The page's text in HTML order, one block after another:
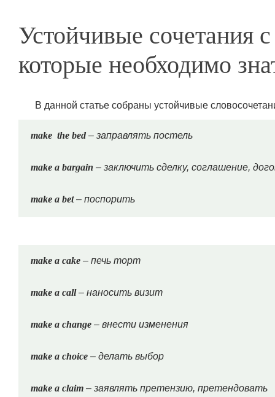
Устойчивые сочетания
которые необходимо
В данной статье собраны устойчивые
make the bed – заправлять постель
make a bargain – заключить сделку, соглашение,
make a bet– поспорить
make a cake – печь торт
make a call– наносить визит
make a change – внести изменения
make a choice – делать выбор
make a claim – заявлять претензию, претендовать